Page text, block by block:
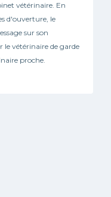
vétérinaire. En
d'ouverture, le
sur son
le vétérinaire de garde
proche.